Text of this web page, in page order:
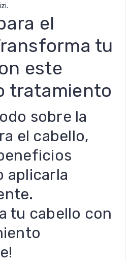
el
tu
este
tratamiento
sobre la
el cabello,
aplicarla
tu cabello con